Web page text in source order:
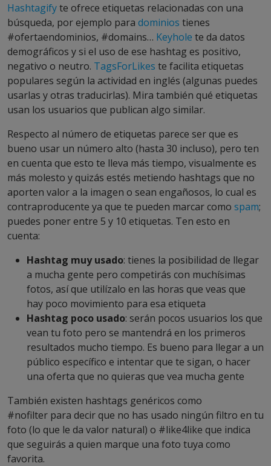
Hashtagifyte ofrece etiquetas relacionadas con una
búsqueda, por ejemplo para dominios tienes
#ofertaendominios, #domains… Keyhole te da datos
demográficos y si el uso de ese hashtag es positivo,
negativo o neutro. TagsForLikes te facilita etiquetas
populares según la actividad en inglés (algunas puedes
usarlas y otras traducirlas). Mira también qué etiquetas
usan los usuarios que publican algo similar.
Respecto al número de etiquetas parece ser que es
bueno usar un número alto (hasta 30 incluso), pero ten
en cuenta que esto te lleva más tiempo, visualmente es
más molesto y quizás estés metiendo hashtags que no
aporten valor a la imagen o sean engañosos, lo cual es
contraproducente ya que te pueden marcar como spam;
puedes poner entre 5 y 10 etiquetas. Ten esto en
cuenta:
Hashtag muy usado: tienes la posibilidad de llegar
a mucha gente pero competirás con muchísimas
fotos, así que utilízalo en las horas que veas que
hay poco movimiento para esa etiqueta
Hashtag poco usado: serán pocos usuarios los que
vean tu foto pero se mantendrá en los primeros
resultados mucho tiempo. Es bueno para llegar a un
público específico e intentar que te sigan, o hacer
una oferta que no quieras que vea mucha gente
También existen hashtags genéricos como
#nofilter para decir que no has usado ningún filtro en tu
foto (lo que le da valor natural) o #like4like que indica
que seguirás a quien marque una foto tuya como
favorita.